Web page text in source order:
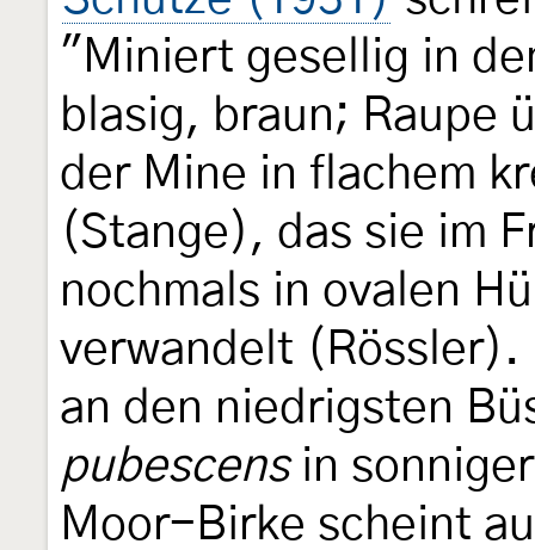
"Miniert gesellig in
blasig, braun; Raupe
der Mine in flachem
(Stange), das sie im
nochmals in ovalen
verwandelt (Rössler).
an den niedrigsten
pubescensin
Moor-Birke scheint